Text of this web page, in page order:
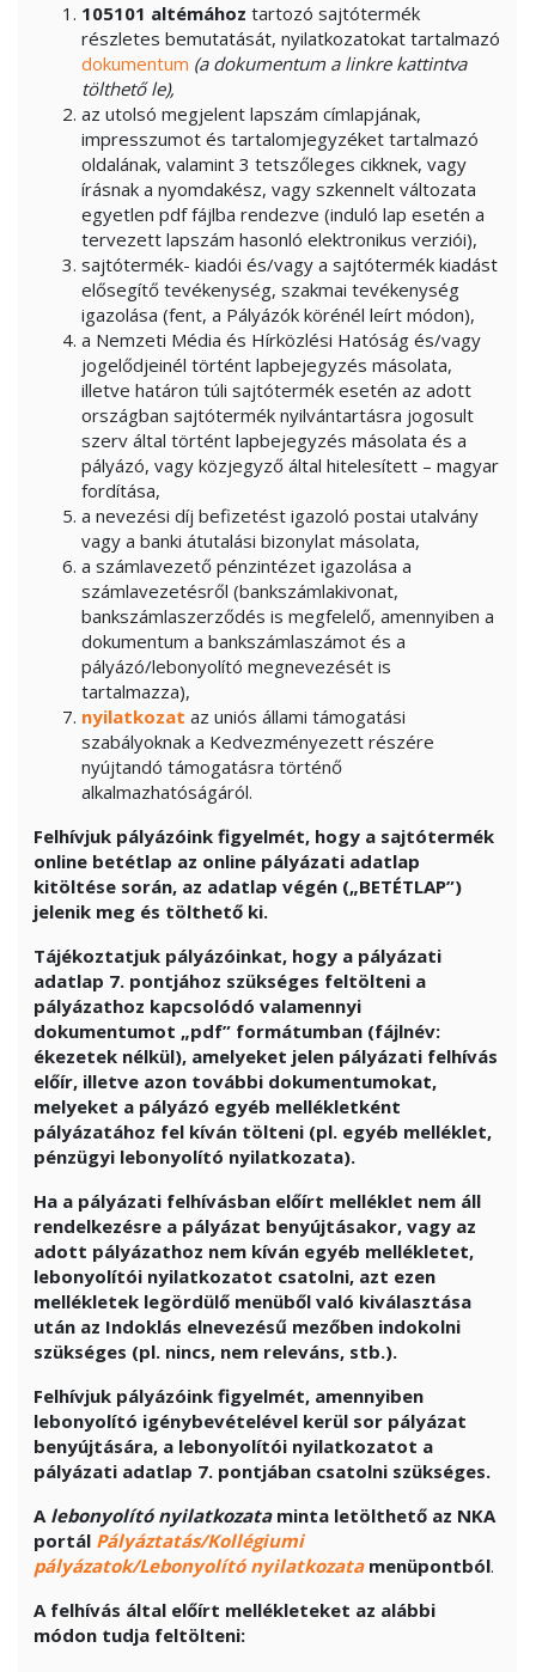
105101 altémához tartozó sajtótermék
részletes bemutatását, nyilatkozatokat tartalmazó
dokumentum (a dokumentum a linkre kattintva
tölthető le),
az utolsó megjelent lapszám címlapjának,
impresszumot és tartalomjegyzéket tartalmazó
oldalának, valamint 3 tetszőleges cikknek, vagy
írásnak a nyomdakész, vagy szkennelt változata
egyetlen pdf fájlba rendezve (induló lap esetén a
tervezett lapszám hasonló elektronikus verziói),
sajtótermék- kiadói és/vagy a sajtótermék kiadást
elősegítő tevékenység, szakmai tevékenység
igazolása (fent, a Pályázók körénél leírt módon),
a Nemzeti Média és Hírközlési Hatóság és/vagy
jogelődjeinél történt lapbejegyzés másolata,
illetve határon túli sajtótermék esetén az adott
országban sajtótermék nyilvántartásra jogosult
szerv által történt lapbejegyzés másolata és a
pályázó, vagy közjegyző által hitelesített – magyar
fordítása,
a nevezési díj befizetést igazoló postai utalvány
vagy a banki átutalási bizonylat másolata,
a számlavezető pénzintézet igazolása a
számlavezetésről (bankszámlakivonat,
bankszámlaszerződés is megfelelő, amennyiben a
dokumentum a bankszámlaszámot és a
pályázó/lebonyolító megnevezését is
tartalmazza),
nyilatkozat az uniós állami támogatási
szabályoknak a Kedvezményezett részére
nyújtandó támogatásra történő
alkalmazhatóságáról.
Felhívjuk pályázóink figyelmét, hogy a sajtótermék
online betétlap az online pályázati adatlap
kitöltése során, az adatlap végén („BETÉTLAP”)
jelenik meg és tölthető ki.
Tájékoztatjuk pályázóinkat, hogy a pályázati
adatlap 7. pontjához szükséges feltölteni a
pályázathoz kapcsolódó valamennyi
dokumentumot „pdf” formátumban (fájlnév:
ékezetek nélkül), amelyeket jelen pályázati felhívás
előír, illetve azon további dokumentumokat,
melyeket a pályázó egyéb mellékletként
pályázatához fel kíván tölteni (pl. egyéb melléklet,
pénzügyi lebonyolító nyilatkozata).
Ha a pályázati felhívásban előírt melléklet nem áll
rendelkezésre a pályázat benyújtásakor, vagy az
adott pályázathoz nem kíván egyéb mellékletet,
lebonyolítói nyilatkozatot csatolni, azt ezen
mellékletek legördülő menüből való kiválasztása
után az Indoklás elnevezésű mezőben indokolni
szükséges (pl. nincs, nem releváns, stb.).
Felhívjuk pályázóink figyelmét, amennyiben
lebonyolító igénybevételével kerül sor pályázat
benyújtására, a lebonyolítói nyilatkozatot a
pályázati adatlap 7. pontjában csatolni szükséges.
A lebonyolító nyilatkozataminta letölthető az NKA
portál Pályáztatás/Kollégiumi
pályázatok/Lebonyolító nyilatkozatamenüpontból.
A felhívás által előírt mellékleteket az alábbi
módon tudja feltölteni: